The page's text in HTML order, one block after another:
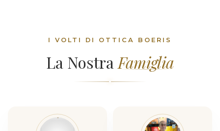
I VOLTI DI OTTICA BOERIS
La Nostra Famiglia